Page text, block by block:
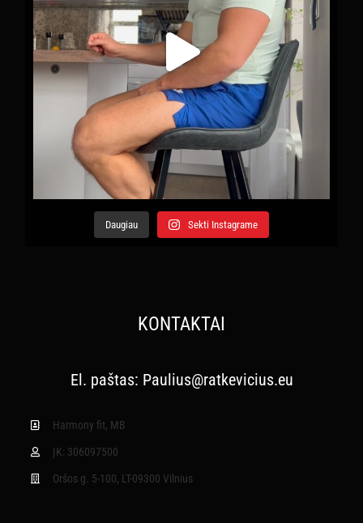
Daugiau Sekti Instagrame
KONTAKTAI
El. paštas: Paulius@ratkevicius.eu
Harmony fit, MB
ĮK: 306097500
Oršos g. 5-100, LT-09300 Vilnius